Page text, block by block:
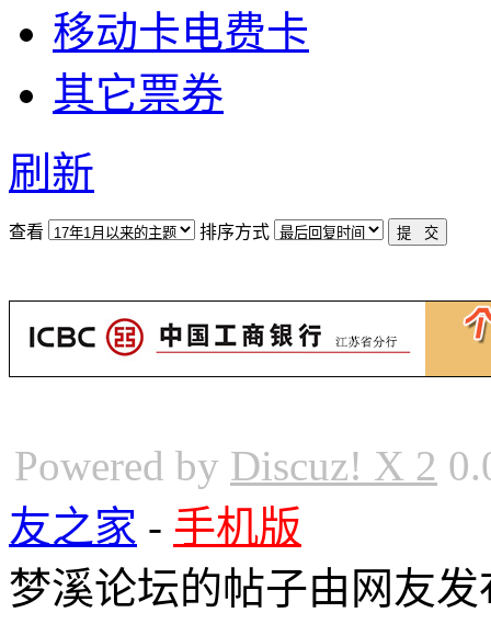
移动卡电费卡
其它票券
刷新
查看 排序方式
Powered by Discuz! X 2
友之家 - 手机版
梦溪论坛的帖子由网友